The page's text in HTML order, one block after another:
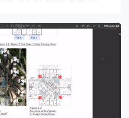
動大灣區消費者權益保護機制
鍵投訴、一網轉辦」。有立法會
上消費。陳凱欣：「不只是事後
示，甚麼是消費警示或聯合調
在香港經過『一站投訴』，原來
警示。真的做到『一鍵投訴、一
訴香港，抑或香港投訴內地均有
面看，因為通過的11條條例不只